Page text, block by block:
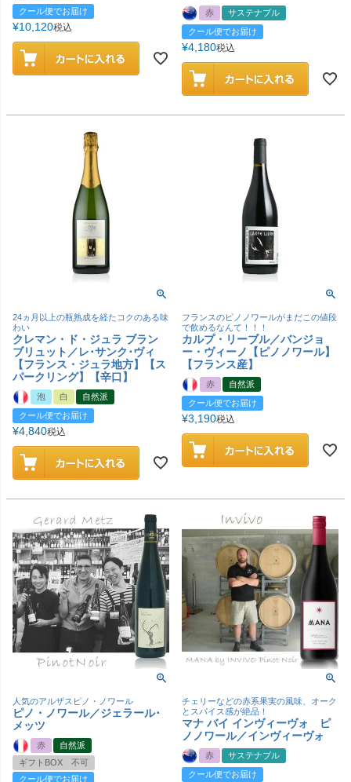
クール便でお届け
¥10,120税込
赤
サステナブル
クール便でお届け
¥4,180税込
24ヵ月以上の瓶熟成を経たコクのある味
わい
クレマン・ド・ジュラ ブラン
ブリュット／レ･サンク･ヴィ
【フランス・ジュラ地方】【ス
パークリング】【辛口】
泡 白
自然派
クール便でお届け
¥4,840税込
フランスのピノノワールがまだこの値段
で飲めるなんて！！！
カルプ・リーブル／バンジョ
ー・ヴィーノ【ピノノワール】
【フランス産】
赤
自然派
クール便でお届け
¥3,190税込
人気のアルザスピノ・ノワール
ピノ・ノワール／ジェラール･
メッツ
赤
自然派
ギフトBOX 不可
クール便でお届け
チェリーなどの赤系果実の風味、オーク
とスパイス感が絶品！
マナ バイ インヴィーヴォ ピ
ノノワール／インヴィーヴォ
赤
サステナブル
クール便でお届け